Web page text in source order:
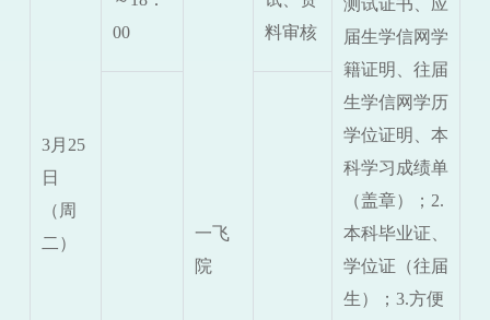
3月 25
日
（周
二 ）
一飞
院
届生学信网学
籍证明、 往届
生学信网学历
学位证明
、本
科学习成绩单
（盖章）；2.
本科毕业证、
学位证（往届
生）；3.方便
00
料审核